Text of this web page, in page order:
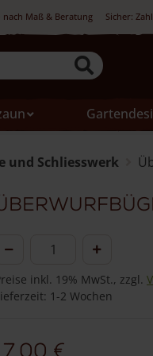
Maß & Beratung Sicher:
und Schliesswerk
Überwurfbügel
Holztore
inkl. 19% MwSt., zzgl.
1-2 Wochen
€